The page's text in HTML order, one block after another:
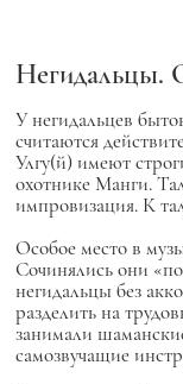
Негидальцы.
У негидальцев
считаются
Улгу(й)имеют
охотнике Манги.
импровизация. К
Особое место в
Сочинялись они
негидальцы без
разделить на
занимали
самозвучащие